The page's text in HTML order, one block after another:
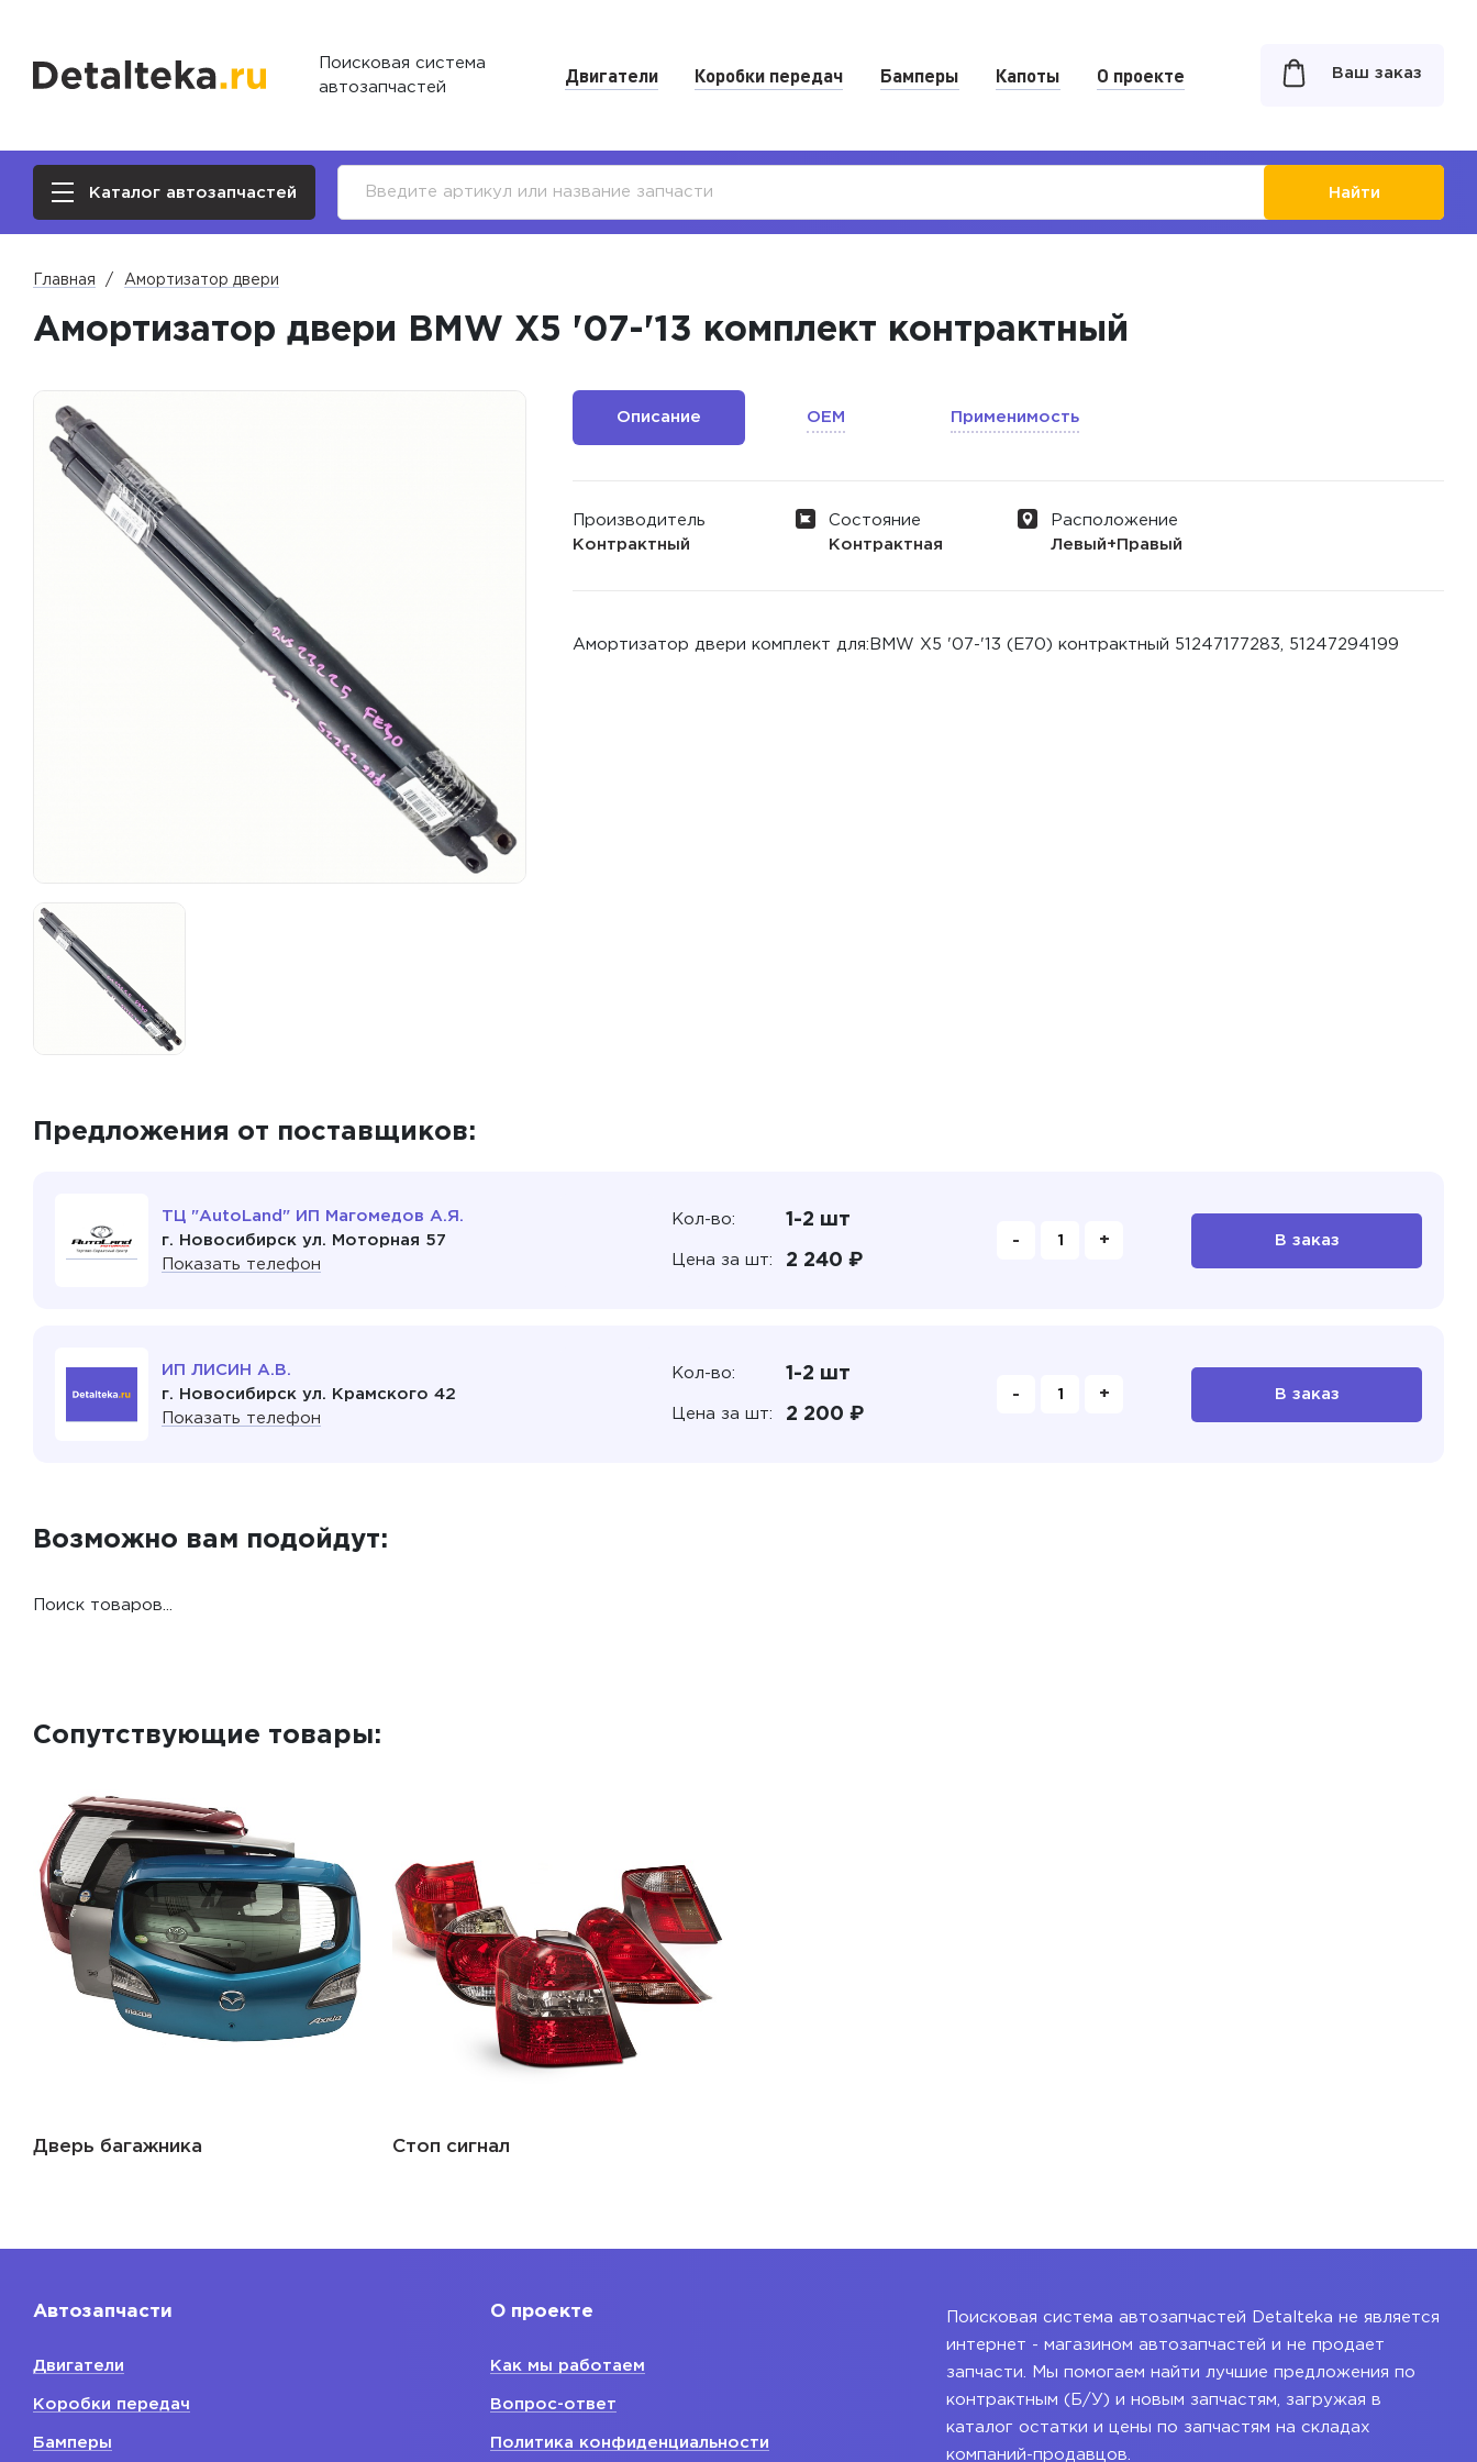
Поисковая система
автозапчастей
Двигатели Коробки передач Бамперы Капоты О проекте Ваш заказ
Каталог автозапчастей Найти
Главная Амортизатор двери
Амортизатор двери BMW X5 '07-'13 комплект контрактный
Описание OEM Применимость
Производитель
Контрактный
Состояние
Контрактная
Расположение
Левый+Правый
Амортизатор двери комплект для:BMW X5 '07-'13 (E70) контрактный 51247177283, 51247294199
Предложения от поставщиков:
ТЦ "AutoLand" ИП Магомедов А.Я.
г. Новосибирск ул. Моторная 57
Показать телефон
Кол-во: 1-2 шт
Цена за шт: 2 240 ₽
- + В заказ
ИП ЛИСИН А.В.
г. Новосибирск ул. Крамского 42
Показать телефон
Кол-во: 1-2 шт
Цена за шт: 2 200 ₽
- + В заказ
Возможно вам подойдут:
Поиск товаров...
Сопутствующие товары:
Дверь багажника Стоп сигнал
Автозапчасти
Двигатели
Коробки передач
Бамперы
О проекте
Как мы работаем
Вопрос-ответ
Политика конфиденциальности
Поисковая система автозапчастей Detalteka не является
интернет - магазином автозапчастей и не продает
запчасти. Мы помогаем найти лучшие предложения по
контрактным (Б/У) и новым запчастям, загружая в
каталог остатки и цены по запчастям на складах
компаний-продавцов.